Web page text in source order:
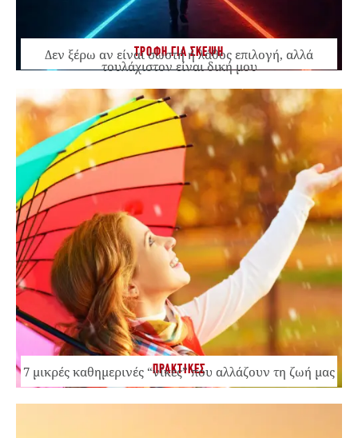
ΤΡΟΦΗ ΓΙΑ ΣΚΕΨΗ
Δεν ξέρω αν είναι σωστή ή λάθος επιλογή, αλλά
τουλάχιστον είναι δική μου
ΠΡΑΚΤΙΚΕΣ
7 μικρές καθημερινές “νίκες” που αλλάζουν τη ζωή μας